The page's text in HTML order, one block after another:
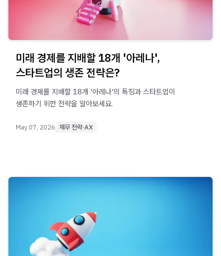
미래 경제를 지배할 18개 '아레나',
스타트업의 생존 전략은?
미래 경제를 지배할 18개 '아레나'의 특징과 스타트업이
생존하기 위한 전략을 알아보세요.
May 07, 2026 재무 전략·AX